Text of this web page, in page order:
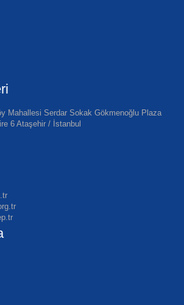
Mahallesi Serdar Sokak Gökmenoğlu Plaza
6 Ataşehir / İstanbul